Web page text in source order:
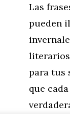
Las
pueden
para tus
que
buenas